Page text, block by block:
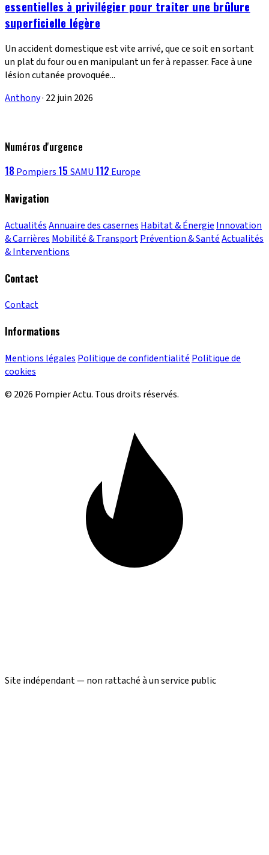
essentielles à privilégier pour traiter une brûlure
superficielle légère
Un accident domestique est vite arrivé, que ce soit en sortant
un plat du four ou en manipulant un fer à repasser. Face à une
lésion cutanée provoquée...
Anthony· 22 juin 2026
Numéros d'urgence
18 Pompiers 15 SAMU 112 Europe
Navigation
ActualitésAnnuaire des casernes Habitat & Énergie Innovation
& Carrières Mobilité & TransportPrévention & SantéActualités
& Interventions
Contact
Contact
Informations
Mentions légales Politique de confidentialité Politique de
cookies
© 2026 Pompier Actu. Tous droits réservés.
Site indépendant — non rattaché à un service public